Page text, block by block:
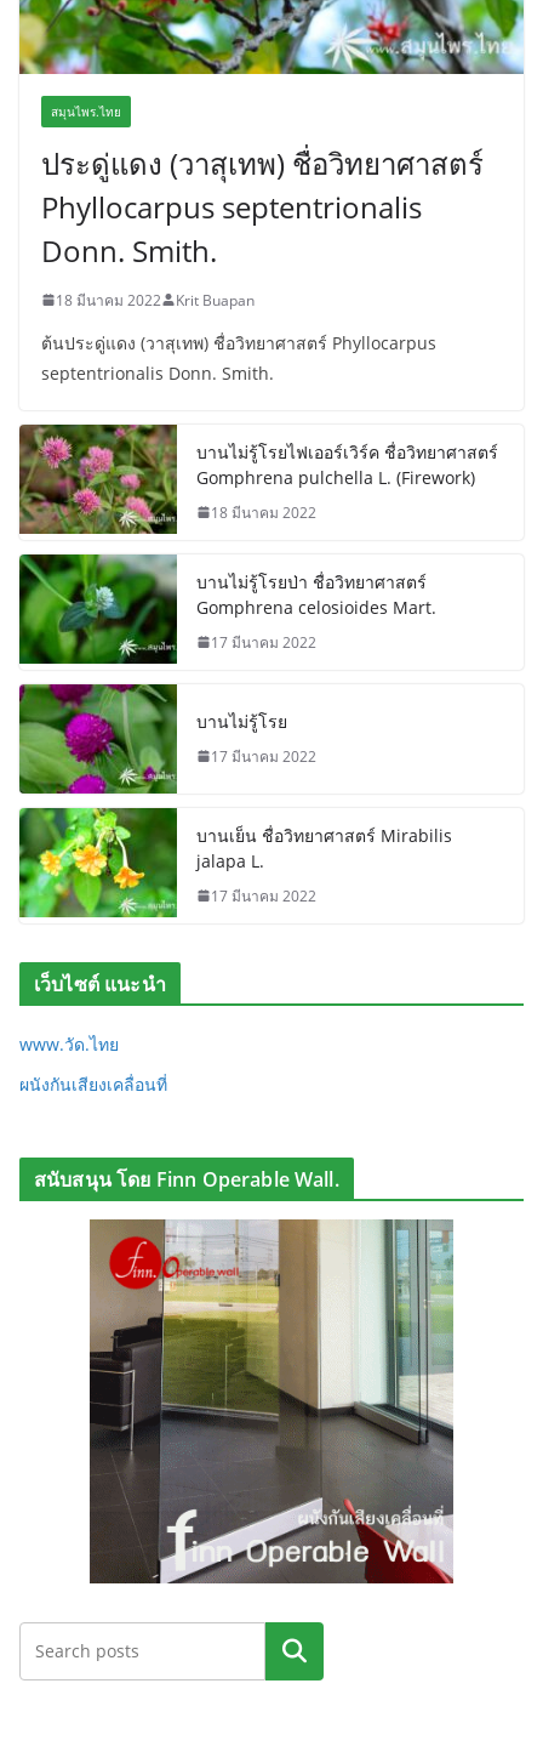
สมุนไพร.ไทย
ประดู่แดง (วาสุเทพ) ชื่อวิทยาศาสตร์
Phyllocarpus septentrionalis
Donn. Smith.
18 มีนาคม 2022 Krit Buapan
ต้นประดู่แดง (วาสุเทพ) ชื่อวิทยาศาสตร์ Phyllocarpus
septentrionalis Donn. Smith.
บานไม่รู้โรยไฟเออร์เวิร์ค ชื่อวิทยาศาสตร์
Gomphrena pulchella L. (Firework)
18 มีนาคม 2022
บานไม่รู้โรยป่า ชื่อวิทยาศาสตร์
Gomphrena celosioides Mart.
17 มีนาคม 2022
บานไม่รู้โรย
17 มีนาคม 2022
บานเย็น ชื่อวิทยาศาสตร์ Mirabilis
jalapa L.
17 มีนาคม 2022
เว็บไซต์ แนะนำ
www.วัด.ไทย
ผนังกันเสียงเคลื่อนที่
สนับสนุน โดย Finn Operable Wall.
ค้นหา